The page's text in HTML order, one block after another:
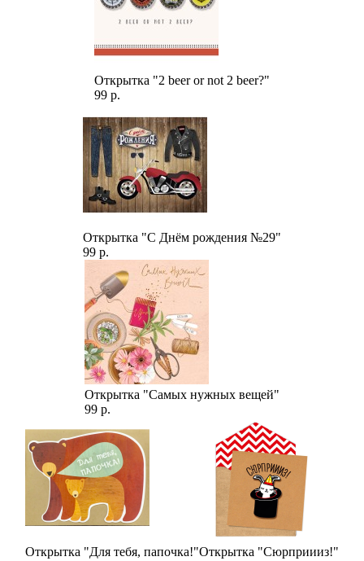
Открытка "2 beer or not 2 beer?"
99 р.
Открытка "С Днём рождения №29"
99 р.
Открытка "Самых нужных вещей"
99 р.
Открытка "Для тебя, папочка!"Открытка "Сюрприииз!"